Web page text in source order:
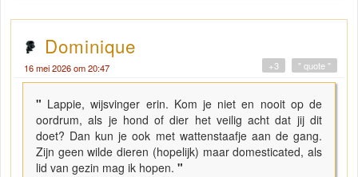
Dominique
16 mei 2026 om 20:47 " quote "
+3
" Lappie, wijsvinger erin. Kom je niet en nooit op de
oordrum, als je hond of dier het veilig acht dat jij dit
doet? Dan kun je ook met wattenstaafje aan de gang.
Zijn geen wilde dieren (hopelijk) maar domesticated, als
lid van gezin mag ik hopen. "